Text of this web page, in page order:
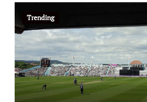
Trending